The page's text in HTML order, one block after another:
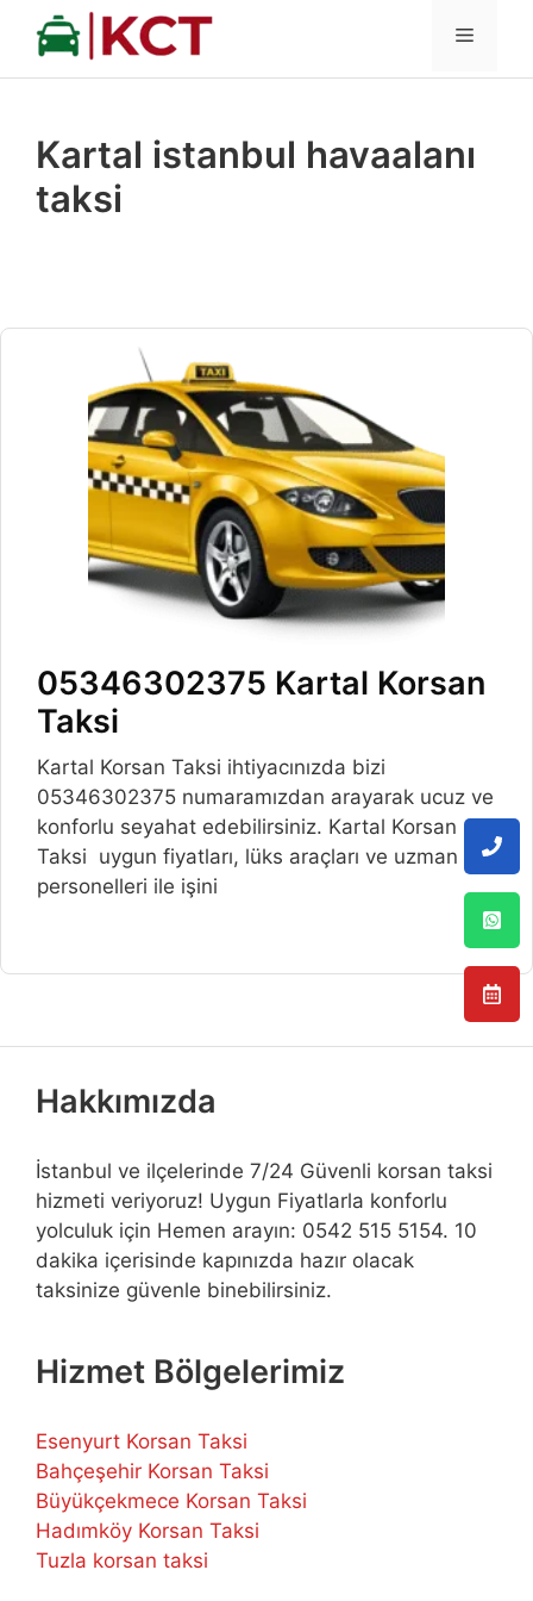
İçeriğe
MENÜ
Kartal istanbul havaalanı
taksi
05346302375 Kartal Korsan
Taksi
Kartal Korsan Taksi ihtiyacınızda bizi
05346302375 numaramızdan arayarak ucuz ve
konforlu seyahat edebilirsiniz. Kartal Korsan
Taksi uygun fiyatları, lüks araçları ve uzman
personelleri ile işini
Hakkımızda
İstanbul ve ilçelerinde 7/24 Güvenli korsan taksi
hizmeti veriyoruz! Uygun Fiyatlarla konforlu
yolculuk için Hemen arayın: 0542 515 5154. 10
dakika içerisinde kapınızda hazır olacak
taksinize güvenle binebilirsiniz.
Hizmet Bölgelerimiz
Esenyurt Korsan Taksi
Bahçeşehir Korsan Taksi
Büyükçekmece Korsan Taksi
Hadımköy Korsan Taksi
Tuzla korsan taksi